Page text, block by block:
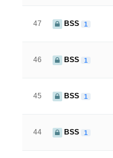
47 BSS 1
46 BSS 1
45 BSS 1
44 BSS 1